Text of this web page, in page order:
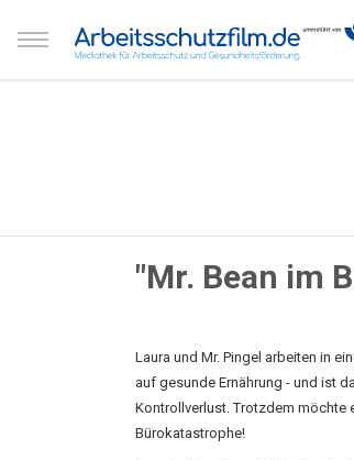
"Mr. Bean im
Laura und Mr. Pingel arbeiten in
auf gesunde Ernährung - und ist
Kontrollverlust. Trotzdem möchte
Bürokatastrophe!